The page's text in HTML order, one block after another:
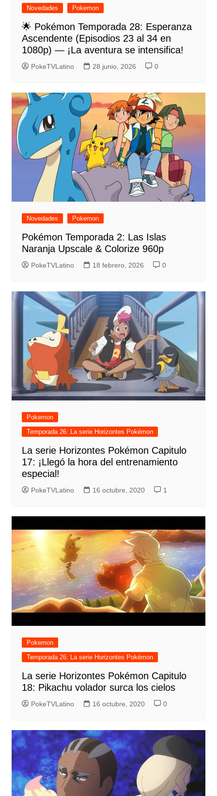
Novedades Pokemon
🌟 Pokémon Temporada 28: Esperanza
Ascendente (Episodios 23 al 34 en
1080p) — ¡La aventura se intensifica!
PokeTVLatino 28 junio, 2026 0
Novedades Pokemon
Pokémon Temporada 2: Las Islas
Naranja Upscale & Colorize 960p
PokeTVLatino 18 febrero, 2026 0
Pokemon
Temporada 26: La serie Horizontes Pokémon
La serie Horizontes Pokémon Capitulo
17: ¡Llegó la hora del entrenamiento
especial!
PokeTVLatino 16 octubre, 2020 1
Pokemon
Temporada 26: La serie Horizontes Pokémon
La serie Horizontes Pokémon Capitulo
18: Pikachu volador surca los cielos
PokeTVLatino 16 octubre, 2020 0